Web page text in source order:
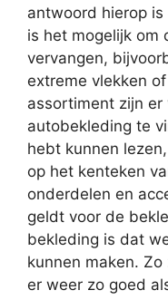
antwoord hierop
is het mogelijk om
vervangen,
extreme vlekken
assortiment zijn er
autobekleding te
hebt kunnen
op het kenteken
onderdelen en
geldt voor de
bekleding is dat
kunnen maken.
er weer zo goed